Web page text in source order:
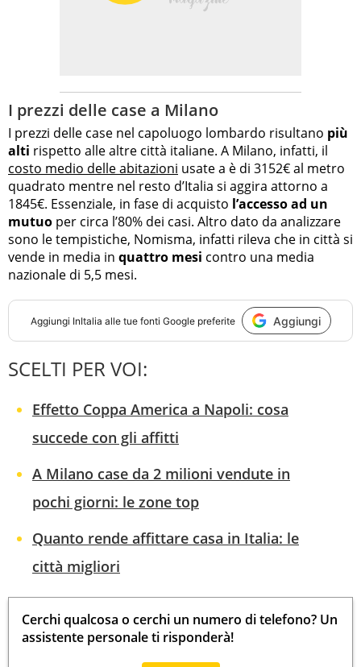
I prezzi delle case a Milano
I prezzi delle case nel capoluogo lombardo risultano più
alti rispetto alle altre città italiane. A Milano, infatti, il
costo medio delle abitazioni usate a è di 3152€ al metro
quadrato mentre nel resto d’Italia si aggira attorno a
1845€. Essenziale, in fase di acquisto l’accesso ad un
mutuo per circa l’80% dei casi. Altro dato da analizzare
sono le tempistiche, Nomisma, infatti rileva che in città si
vende in media in quattro mesi contro una media
nazionale di 5,5 mesi.
Aggiungi InItalia alle tue fonti Google preferite Aggiungi
SCELTI PER VOI:
Effetto Coppa America a Napoli: cosa
succede con gli affitti
A Milano case da 2 milioni vendute in
pochi giorni: le zone top
Quanto rende affittare casa in Italia: le
città migliori
Cerchi qualcosa o cerchi un numero di telefono? Un
assistente personale ti risponderà!